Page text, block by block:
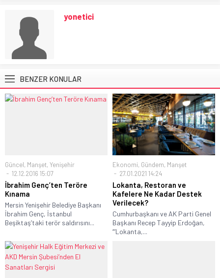
yonetici
BENZER KONULAR
Güncel, Manşet, Yenişehir
12.12.2016 15:07
İbrahim Genç’ten Teröre
Kınama
Mersin Yenişehir Belediye Başkanı
İbrahim Genç, İstanbul
Beşiktaş’taki terör saldırısını...
Ekonomi, Gündem, Manşet
27.01.2021 14:24
Lokanta, Restoran ve
Kafelere Ne Kadar Destek
Verilecek?
Cumhurbaşkanı ve AK Parti Genel
Başkanı Recep Tayyip Erdoğan,
“‘Lokanta,...